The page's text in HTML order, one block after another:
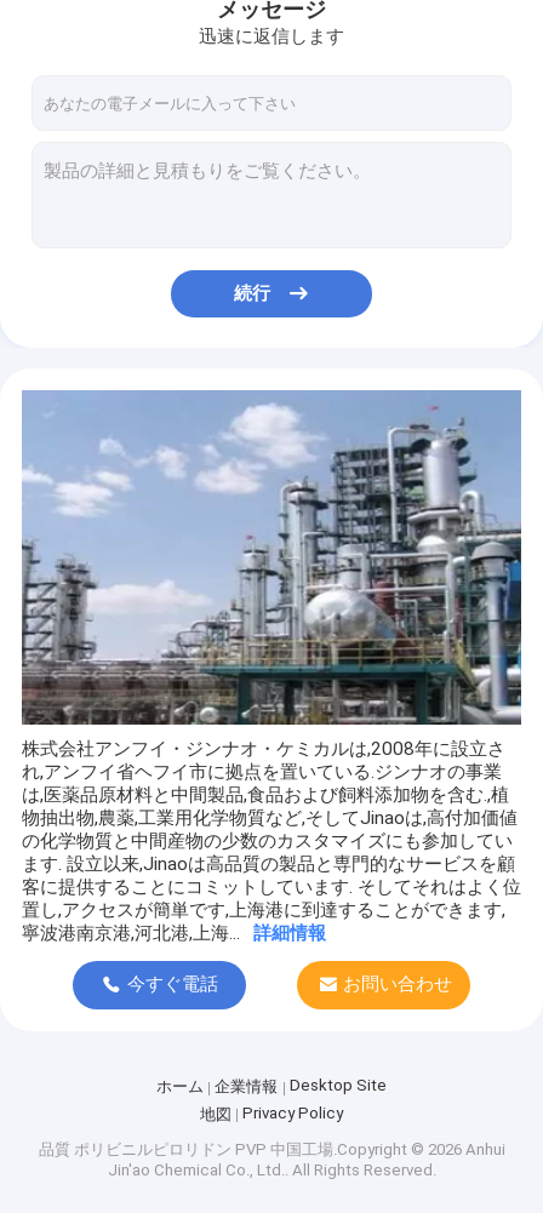
N Octylpyrrolidoneの溶媒N Octyl 2ピロリドンのN Octylピロリドン
98% CAS 128446-36-6 APIおよび中間物の食糧メチルのベータ シクロデキストリンの粉
USP 182410-00-0の薬剤の結合剤、Betadex Sulfobutylのエーテル ナトリウムの注入
7PH NH4の人工的な香料添加剤、食糧のための142-47-2 Lナトリウム グルタミン酸塩
Dihydroxyコハク酸、87-69-4食糧のための1.69密度L酒石酸
CAS 496-15-1の良い化学薬品および溶媒5g/L容解性のIndolineの原料
99%の98-29-3スチレン重合抑制剤、ゴムのための4 Tert Butylcatechol TBC
メッセージ
迅速に返信します
続行
株式会社アンフイ・ジンナオ・ケミカルは,2008年に設立さ
れ,アンフイ省ヘフイ市に拠点を置いている.ジンナオの事業
は,医薬品原材料と中間製品,食品および飼料添加物を含む.,植
物抽出物,農薬,工業用化学物質など,そしてJinaoは,高付加価値
の化学物質と中間産物の少数のカスタマイズにも参加してい
ます. 設立以来,Jinaoは高品質の製品と専門的なサービスを顧
客に提供することにコミットしています. そしてそれはよく位
置し,アクセスが簡単です,上海港に到達することができます,
寧波港南京港,河北港,上海...
詳細情報
今すぐ電話 お問い合わせ
ホーム 企業情報
Desktop Site
地図
Privacy Policy
品質 ポリビニルピロリドン PVP 中国工場.Copyright © 2026 Anhui
Jin'ao Chemical Co., Ltd.. All Rights Reserved.